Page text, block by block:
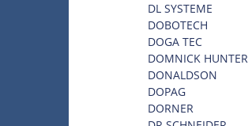
DL SYSTEME
DOBOTECH
DOGA TEC
DOMNICK HUNTER
DONALDSON
DOPAG
DORNER